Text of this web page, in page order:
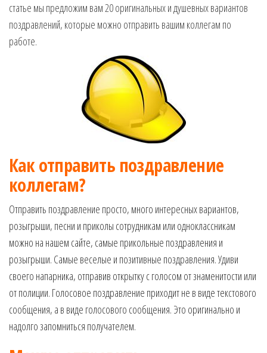
тебя —
готовые
Признания,
Приколы,
Розыгрыши,
Песни. Самые
Нежные,
пожелания на
каждый день и
безумно
сообщения!
статье мы предложим вам 20 оригинальных и душевных вариантов
поздравлений, которые можно отправить вашим коллегам по
работе.
Как отправить поздравление
коллегам?
Отправить поздравление просто, много интересных вариантов,
розыгрыши, песни и приколы сотрудникам или одноклассникам
можно на нашем сайте, самые прикольные поздравления и
розыгрыши. Самые веселые и позитивные поздравления. Удиви
своего напарника, отправив открытку с голосом от знаменитости или
от полиции. Голосовое поздравление приходит не в виде текстового
сообщения, а в виде голосового сообщения. Это оригинально и
надолго запомниться получателем.